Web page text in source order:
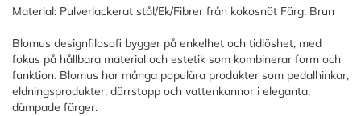
Material: Pulverlackerat stål/Ek/Fibrer från kokosnöt Färg: Brun
Blomus designfilosofi bygger på enkelhet och tidlöshet, med
fokus på hållbara material och estetik som kombinerar form och
funktion. Blomus har många populära produkter som pedalhinkar,
eldningsprodukter, dörrstopp och vattenkannor i eleganta,
dämpade färger.